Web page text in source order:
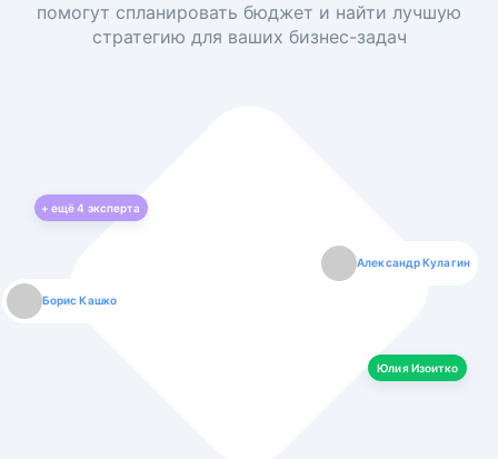
помогут спланировать бюджет и найти лучшую
стратегию для ваших бизнес-задач
+ ещё4 эксперта
Борис Кашко
Александр Кулагин
Юлия Изоитко
Юлия Изоитко
Даниил Макаров
Александр Кулагин
Екатерина Лазаренко
Даниил Макаров
Борис Кашко
Екатерина Лазаренко
Юлия Изоитко